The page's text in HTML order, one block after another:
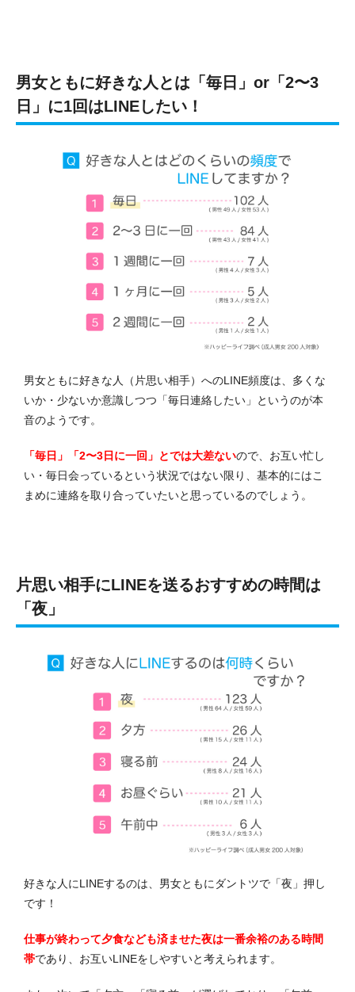
男女ともに好きな人とは「毎日」or「2〜3
日」に1回はLINEしたい！
男女ともに好きな人（片思い相手）へのLINE頻度は、多くな
いか・少ないか意識しつつ「毎日連絡したい」というのが本
音のようです。
「毎日」「2〜3日に一回」とでは大差ないので、お互い忙し
い・毎日会っているという状況ではない限り、基本的にはこ
まめに連絡を取り合っていたいと思っているのでしょう。
片思い相手にLINEを送るおすすめの時間は
「夜」
好きな人にLINEするのは、男女ともにダントツで「夜」押し
です！
仕事が終わって夕食なども済ませた夜は一番余裕のある時間
帯であり、お互いLINEをしやすいと考えられます。